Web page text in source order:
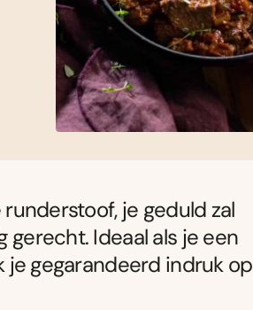
je geduld zal
Ideaal als je een
gegarandeerd indruk op